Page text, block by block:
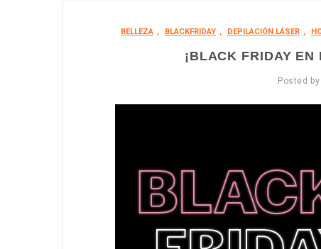
BELLEZA , BLACKFRIDAY , DEPILACIÓN LÁSER ,
¡BLACK FRIDAY
Posted by